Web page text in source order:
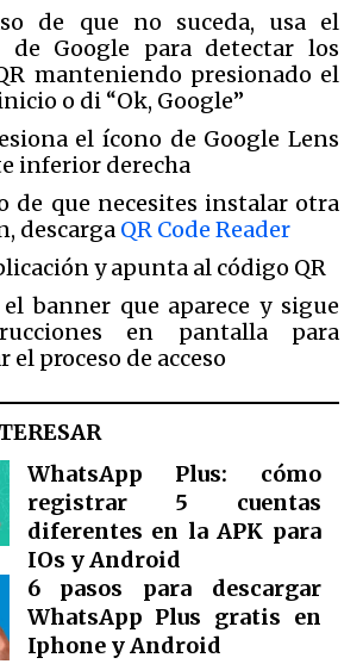
de que no suceda, usa el
de Google para detectar los
manteniendo presionado el
o di “Ok, Google”
el ícono de Google Lens
inferior derecha
de que necesites instalar otra
descarga QR Code Reader
y apunta al código QR
banner que aparece y sigue
en pantalla para
el proceso de acceso
WhatsApp Plus: cómo
registrar 5 cuentas
diferentes en la APK para
IOs y Android
6 pasos para descargar
WhatsApp Plus gratis en
Iphone y Android